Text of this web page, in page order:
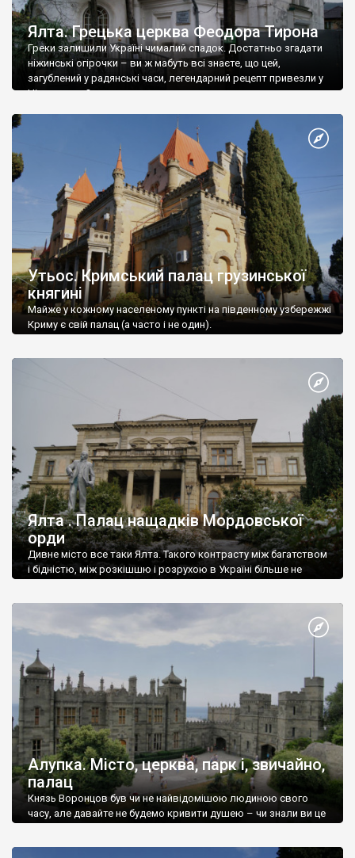
Ялта. Грецька церква Феодора Тирона
Греки залишили Україні чималий спадок. Достатньо згадати
ніжинські огірочки – ви ж мабуть всі знаєте, що цей,
загублений у радянські часи, легендарний рецепт привезли у
Ніжин греки?
Утьос. Кримський палац грузинської
княгині
Майже у кожному населеному пункті на південному узбережжі
Криму є свій палац (а часто і не один).
Ялта . Палац нащадків Мордовської
орди
Дивне місто все таки Ялта. Такого контрасту між багатством
і бідністю, між розкішшю і розрухою в Україні більше не
Алупка. Місто, церква, парк і, звичайно,
палац
Князь Воронцов був чи не найвідомішою людиною свого
часу, але давайте не будемо кривити душею – чи знали ви це